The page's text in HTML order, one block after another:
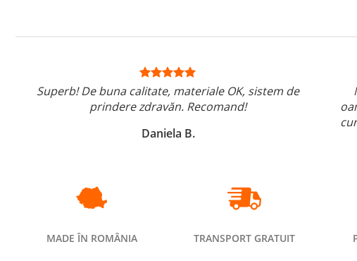
Superb! De buna calitate, materiale OK, sistem de
prindere zdravăn. Recomand!
Daniela B.
MADE ÎN ROMÂNIA TRANSPORT GRATUIT